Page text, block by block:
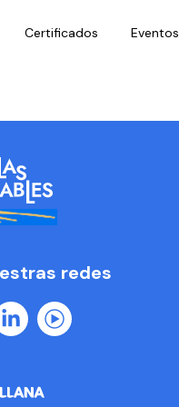
Certificados Eventos
redes